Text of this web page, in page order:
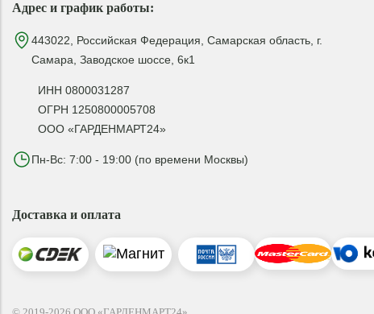
Адрес и график работы:
443022, Российская Федерация, Самарская область, г.
Самара, Заводское шоссе, 6к1
ИНН 0800031287
ОГРН 1250800005708
ООО «ГАРДЕНМАРТ24»
Пн-Вс: 7:00 - 19:00 (по времени Москвы)
Доставка и оплата